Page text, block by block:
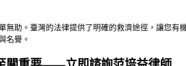
無助。臺灣的法律提供了明確的救濟途徑，讓您
名譽。